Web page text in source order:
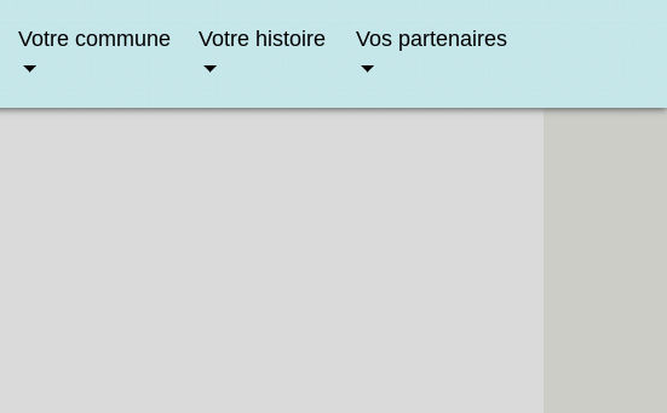
Votre commune Votre histoire Vos partenaires